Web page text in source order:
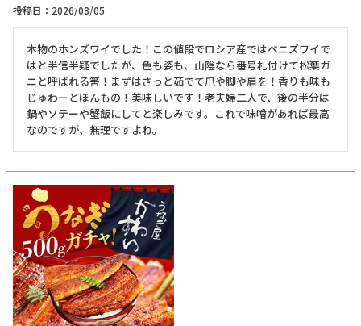
投稿日
2026/08/05
本物のホンズワイでした！この値段でロシア産ではベニズワイで
はと半信半疑でしたが、色も姿も、山陰なら番号札付けて松葉ガ
ニと呼ばれる筈！まずはさっと茹でて爪や脚や肩を！香りも味も
じゅわーとほんもの！美味しいです！老夫婦二人で、後の半分は
鍋やソテーや蟹飯にしてと楽しみです。これで味噌があれば最高
なのですが、無理ですよね。